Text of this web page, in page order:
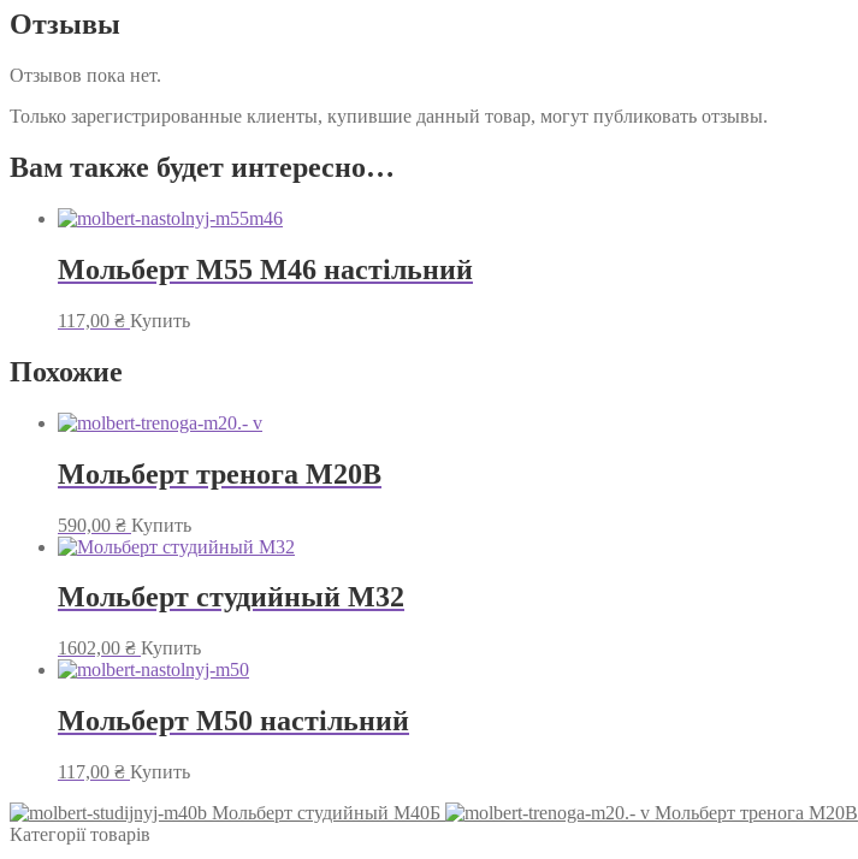
Отзывы
Отзывов пока нет.
Только зарегистрированные клиенты, купившие данный товар, могут публиковать отзывы.
Вам также будет интересно…
Мольберт М55 М46 настільний
117,00 ₴ Купить
Похожие
Мольберт тренога М20В
590,00 ₴ Купить
Мольберт студийный М32
1602,00 ₴ Купить
Мольберт М50 настільний
117,00 ₴ Купить
Мольберт студийный М40Б
Мольберт тренога М20В
Категорії товарів